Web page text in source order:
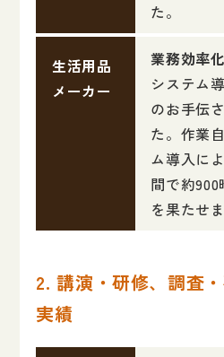
た。
生活用品
メーカー
業務効率
システム
のお手伝
た。作業
ム導入に
間で約
を果たせ
2. 講演・研修、調査
実績